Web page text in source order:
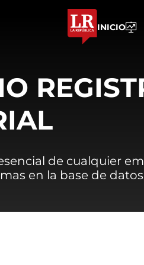
INICIO
de cualquier
en la base de